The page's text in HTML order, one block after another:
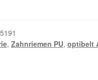
, Zahnriemen PU, optibelt